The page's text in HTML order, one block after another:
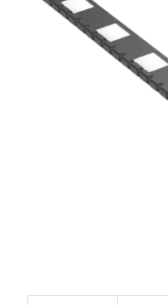
0,0
z
5
hvězdiček.